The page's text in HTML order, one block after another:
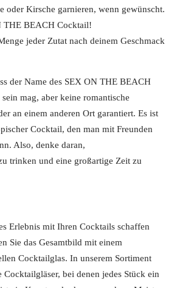
oder Kirsche garnieren, wenn gewünscht.
THE BEACH Cocktail!
jeder Zutat nach deinem Geschmack
der Name des SEX ON THE BEACH
mag, aber keine romantische
an einem anderen Ort garantiert. Es ist
Cocktail, den man mit Freunden
Also, denke daran,
trinken und eine großartige Zeit zu
Erlebnis mit Ihren Cocktails schaffen
Sie das Gesamtbild mit einem
Cocktailglas. In unserem Sortiment
bei denen jedes Stück ein